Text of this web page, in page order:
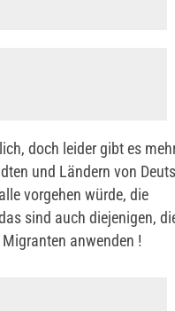
doch leider gibt es
und Ländern von
vorgehen würde, die
sind auch diejenigen,
anwenden !